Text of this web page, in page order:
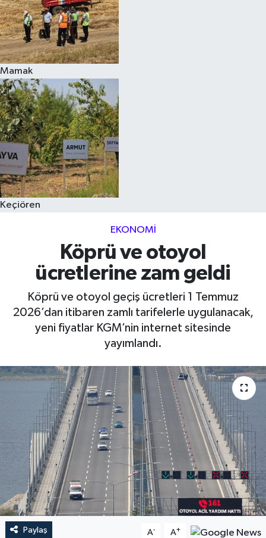
Mamak
Keçiören
EKONOMI
Köprü ve otoyol
ücretlerine zam geldi
Köprü ve otoyol geçiş ücretleri 1 Temmuz
2026’dan itibaren zamlı tarifelerle uygulanacak,
yeni fiyatlar KGM’nin internet sitesinde
yayımlandı.
Paylaş A- A+